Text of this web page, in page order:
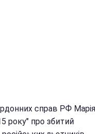
справ РФ
року" про збитий